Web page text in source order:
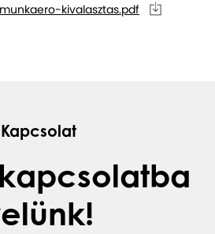
munkaero-kivalasztas.pdf
Kapcsolat